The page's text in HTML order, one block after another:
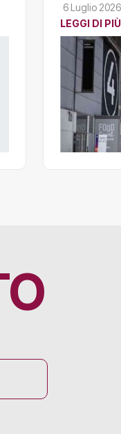
6 Luglio 2026
LEGGI DI PIÙ